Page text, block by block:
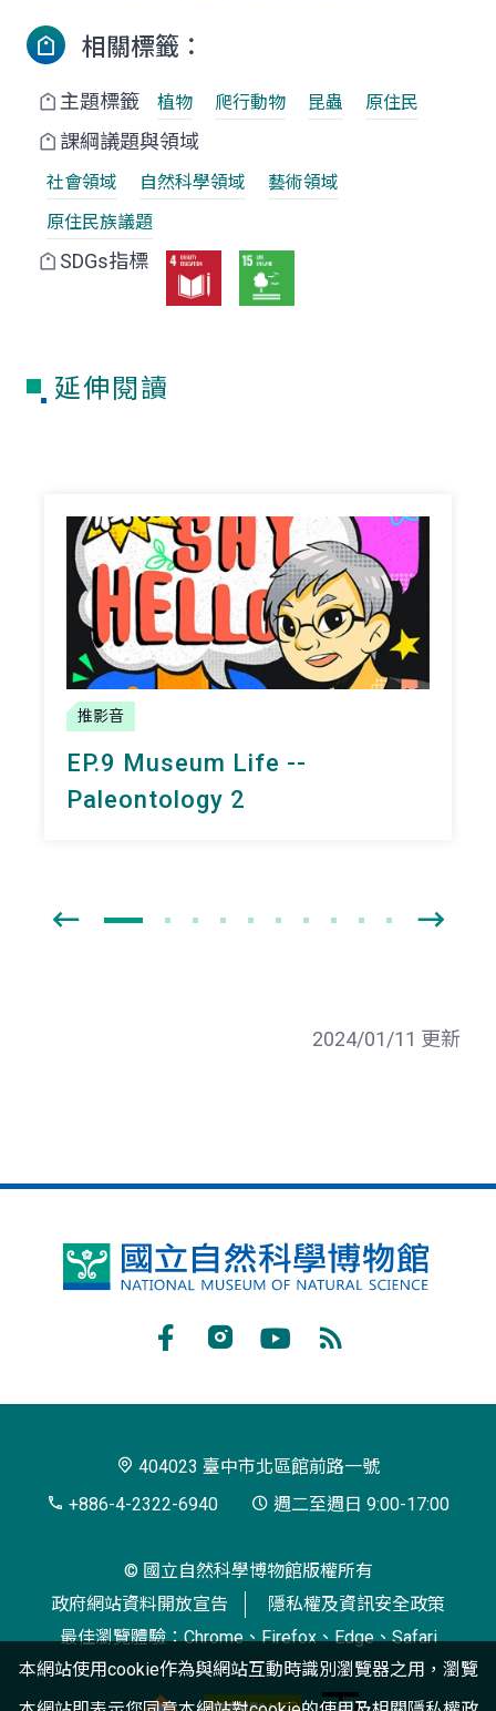
相關標籤：
主題標籤 植物 爬行動物 昆蟲 原住民
課綱議題與領域
社會領域 自然科學領域
藝術領域
原住民族議題
SDGs指標
延伸閱讀
推影音
EP.9 Museum Life --
Paleontology 2
2024/01/11 更新
國
博
閱
404023 臺中市北區館前路一號
+886-4-2322-6940
週二至週日 9:00-17:00
© 國立自然科學博物館版權所有
政府網站資料開放宣告
隱私權及資訊安全政策
最佳瀏覽體驗：Chrome、Firefox、Edge、Safari
本網站使用cookie作為與網站互動時識別瀏覽器之用，瀏覽